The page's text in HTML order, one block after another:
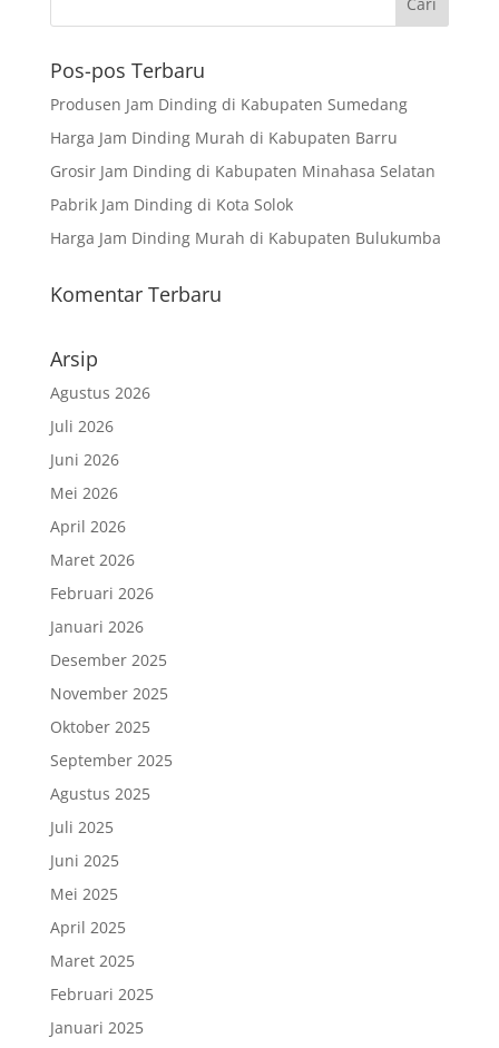
Pos-pos Terbaru
Produsen Jam Dinding di Kabupaten Sumedang
Harga Jam Dinding Murah di Kabupaten Barru
Grosir Jam Dinding di Kabupaten Minahasa Selatan
Pabrik Jam Dinding di Kota Solok
Harga Jam Dinding Murah di Kabupaten Bulukumba
Komentar Terbaru
Arsip
Agustus 2026
Juli 2026
Juni 2026
Mei 2026
April 2026
Maret 2026
Februari 2026
Januari 2026
Desember 2025
November 2025
Oktober 2025
September 2025
Agustus 2025
Juli 2025
Juni 2025
Mei 2025
April 2025
Maret 2025
Februari 2025
Januari 2025